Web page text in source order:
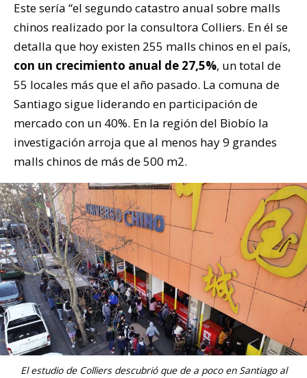
Este sería “el segundo catastro anual sobre malls
chinos realizado por la consultora Colliers. En él se
detalla que hoy existen 255 malls chinos en el país,
con un crecimiento anual de 27,5%, un total de
55 locales más que el año pasado. La comuna de
Santiago sigue liderando en participación de
mercado con un 40%. En la región del Biobío la
investigación arroja que al menos hay 9 grandes
malls chinos de más de 500 m2.
El estudio de Colliers descubrió que de a poco en Santiago al